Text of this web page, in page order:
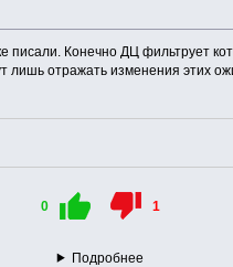
Конечно ДЦ фильтрует
лишь отражать изменения этих
0 1
Подробнее